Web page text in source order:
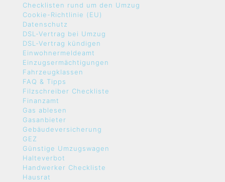
Checklisten rund um den Umzug
Cookie-Richtlinie (EU)
Datenschutz
DSL-Vertrag bei Umzug
DSL-Vertrag kündigen
Einwohnermeldeamt
Einzugsermächtigungen
Fahrzeugklassen
FAQ & Tipps
Filzschreiber Checkliste
Finanzamt
Gas ablesen
Gasanbieter
Gebäudeversicherung
GEZ
Günstige Umzugswagen
Halteverbot
Handwerker Checkliste
Hausrat